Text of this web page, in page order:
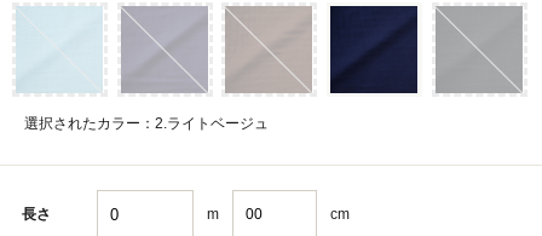
選択されたカラー：2.ライトベージュ
長さ m cm